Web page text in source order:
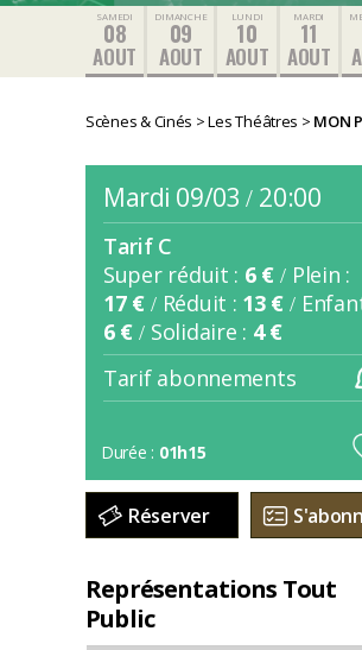
SAMEDI
08
AOUT
DIMANCHE
09
AOUT
LUNDI
10
AOUT
MARDI
11
AOUT
Scènes & Cinés >Les Théâtres > MON
mardi 09/03 / 20:00
Tarif C
Super réduit : 6 € / Plein :
17 € / Réduit : 13 € /
6 € / Solidaire : 4 €
Tarif abonnements
Durée : 01h15
Réserver
Représentations Tout
Public